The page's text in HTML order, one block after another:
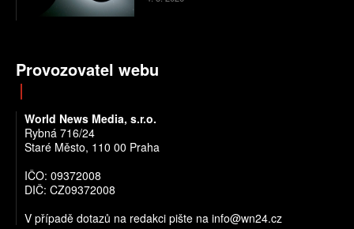
Provozovatel webu
World News Media, s.r.o.
Rybná 716/24
Staré Město, 110 00 Praha
IČO: 09372008
DIČ: CZ09372008
V případě dotazů na redakci pište na info@wn24.cz